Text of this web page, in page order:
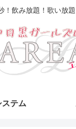
！飲み放題！歌い放
ステム